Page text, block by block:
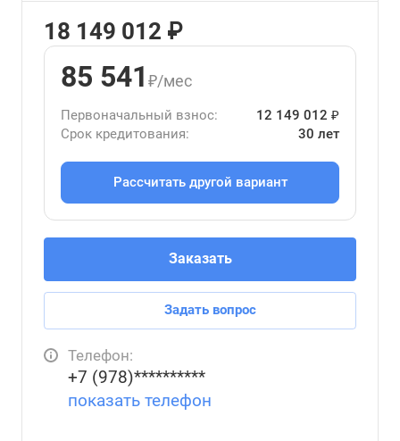
18 149 012 ₽
85 541 ₽/мес
Первоначальный взнос:
12 149 012 ₽
Срок кредитования:
30 лет
Рассчитать другой вариант
Заказать
Задать вопрос
Телефон:
+7 (978)**********
показать телефон